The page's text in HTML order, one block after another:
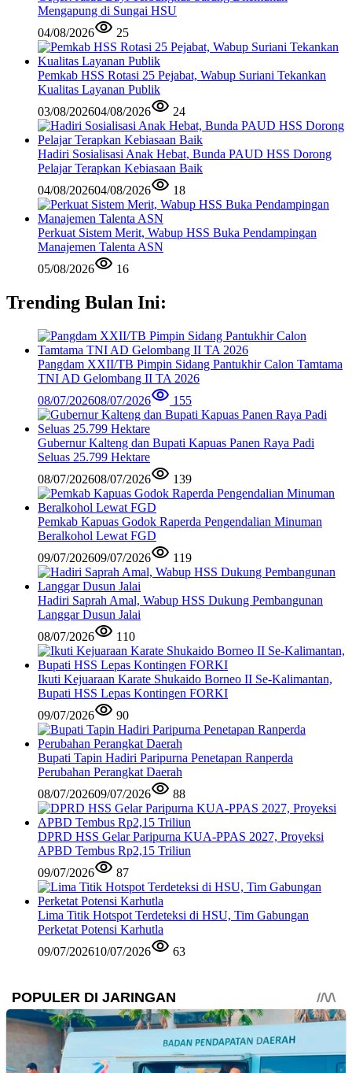
Mengapung di Sungai HSU
04/08/2026
25
Pemkab HSS Rotasi 25 Pejabat, Wabup Suriani Tekankan
Kualitas Layanan Publik
03/08/202604/08/2026 24
Hadiri Sosialisasi Anak Hebat, Bunda PAUD HSS Dorong
Pelajar Terapkan Kebiasaan Baik
04/08/202604/08/2026 18
Perkuat Sistem Merit, Wabup HSS Buka Pendampingan
Manajemen Talenta ASN
05/08/2026
16
Trending Bulan Ini:
Pangdam XXII/TB Pimpin Sidang Pantukhir Calon Tamtama
TNI AD Gelombang II TA 2026
08/07/202608/07/2026 155
Gubernur Kalteng dan Bupati Kapuas Panen Raya Padi
Seluas 25.799 Hektare
08/07/202608/07/2026 139
Pemkab Kapuas Godok Raperda Pengendalian Minuman
Beralkohol Lewat FGD
09/07/202609/07/2026 119
Hadiri Saprah Amal, Wabup HSS Dukung Pembangunan
Langgar Dusun Jalai
08/07/2026
110
Ikuti Kejuaraan Karate Shukaido Borneo II Se-Kalimantan,
Bupati HSS Lepas Kontingen FORKI
09/07/2026
90
Bupati Tapin Hadiri Paripurna Penetapan Ranperda
Perubahan Perangkat Daerah
08/07/202609/07/2026 88
DPRD HSS Gelar Paripurna KUA-PPAS 2027, Proyeksi
APBD Tembus Rp2,15 Triliun
09/07/2026
87
Lima Titik Hotspot Terdeteksi di HSU, Tim Gabungan
Perketat Potensi Karhutla
09/07/202610/07/2026 63